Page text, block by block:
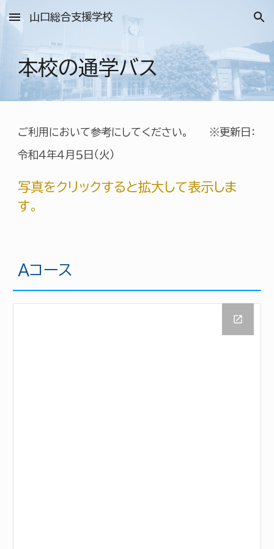
Skip to main content Skip to navigation
山口総合支援学校
本校の通学バス
ご利用において参考にしてください。 ※更新日：
令和４年４月５日（火）
写真をクリックすると拡大して表示しま
す。
Aコース